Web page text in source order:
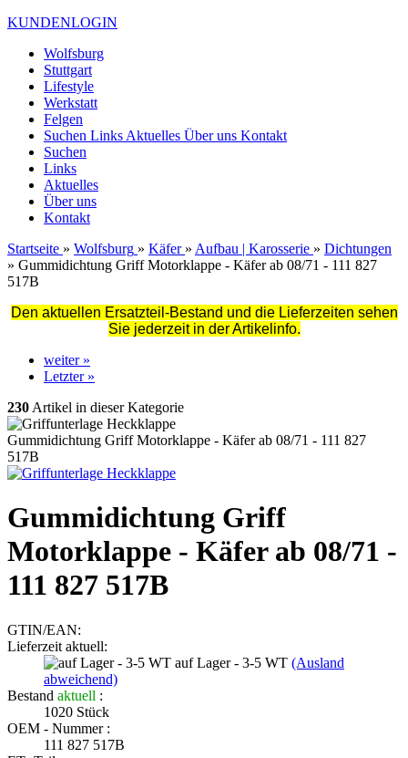
KUNDENLOGIN
Wolfsburg
Stuttgart
Lifestyle
Werkstatt
Felgen
Suchen Links Aktuelles Über uns Kontakt
Suchen
Links
Aktuelles
Über uns
Kontakt
Startseite » Wolfsburg » Käfer » Aufbau | Karosserie » Dichtungen
» Gummidichtung Griff Motorklappe - Käfer ab 08/71 - 111 827
517B
Den aktuellen Ersatzteil-Bestand und die Lieferzeiten sehen
Sie jederzeit in der Artikelinfo.
weiter »
Letzter »
230 Artikel in dieser Kategorie
Gummidichtung Griff Motorklappe - Käfer ab 08/71 - 111 827
517B
Gummidichtung Griff
Motorklappe - Käfer ab 08/71 -
111 827 517B
GTIN/EAN:
Lieferzeit aktuell:
auf Lager - 3-5 WT (Ausland
abweichend)
Bestand aktuell :
1020 Stück
OEM - Nummer :
111 827 517B